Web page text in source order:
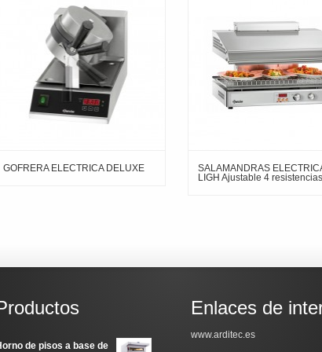
GOFRERA ELECTRICA DELUXE
SALAMANDRAS
LIGH Ajustable 4
de pisos a base de
Enlaces de
www.arditec.es